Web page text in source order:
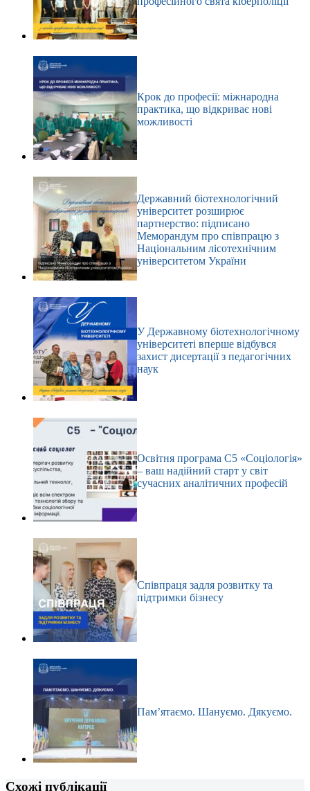
Крок до професії: міжнародна
практика, що відкриває нові
можливості
Державний біотехнологічний
університет розширює
партнерство: підписано
Меморандум про співпрацю з
Національним лісотехнічним
університетом України
У Державному біотехнологічному
університеті вперше відбувся
захист дисертації з педагогічних
наук
Освітня програма С5 «Соціологія»
– ваш надійний старт у світ
сучасних аналітичних професій
Співпраця задля розвитку та
підтримки бізнесу
Пам’ятаємо. Шануємо. Дякуємо.
Схожі публікації